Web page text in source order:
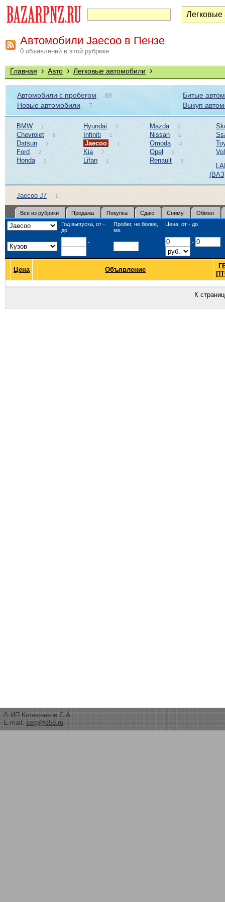
Автомобили Jaecoo в Пензе
0 объявлений в этой рубрике
Главная › Авто › Легковые автомобили ›
Автомобили с пробегом 88
Новые автомобили 7
Битые
Выкуп
BMW 1
Chevrolet 8
Datsun 2
Ford 2
Honda 3
Hyundai 2
Infiniti 1
Jaecoo 1
Kia 7
Lifan 1
Mazda 2
Nissan 1
Omoda 4
Opel 2
Renault 3
Jaecoo J7 1
Все из рубрики Продажа Покупка Сдаю Сниму
Обмен
Год выпуска, от -
до
Пробег, не более,
км.
Цена, от - до
- -
Цена Объявление
К
© ИП Колесников С.А.,
E-mail: serg@e58.ru